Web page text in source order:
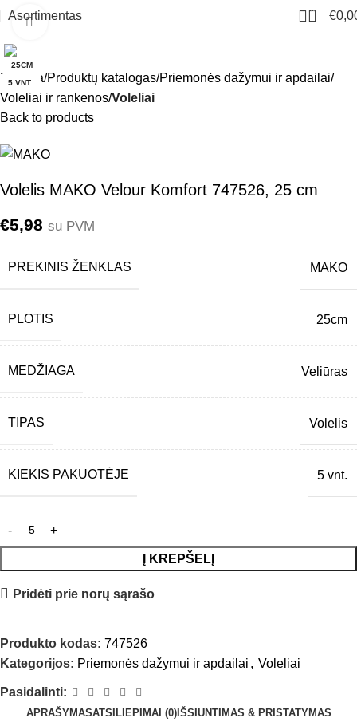
Asortimentas 0 €
25CM
5 VNT.
Click to enlarge
Pradžia Produktų katalogas Priemonės dažymui ir apdailai
Voleliai ir rankenos Voleliai
Back to products
Volelis MAKO Velour Komfort 747526, 25 cm
€5,98 su PVM
PREKINIS ŽENKLAS MAKO
PLOTIS 25cm
MEDŽIAGA Veliūras
TIPAS Volelis
KIEKIS PAKUOTĖJE 5 vnt.
Į KREPŠELĮ
Pridėti prie norų sąrašo
Produkto kodas: 747526
Kategorijos: Priemonės dažymui ir apdailai , Voleliai
Pasidalinti:
APRAŠYMASATSILIEPIMAI (0)IŠSIUNTIMAS & PRISTATYMAS